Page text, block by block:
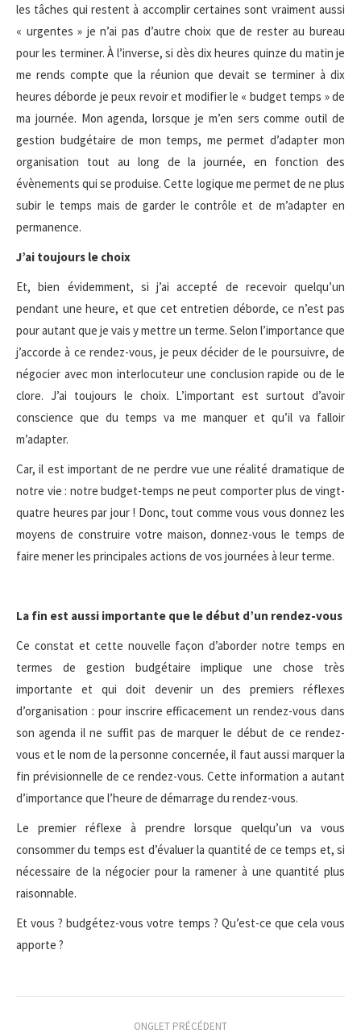
les tâches qui restent à accomplir certaines sont vraiment aussi
« urgentes » je n’ai pas d’autre choix que de rester au bureau
pour les terminer. À l’inverse, si dès dix heures quinze du matin je
me rends compte que la réunion que devait se terminer à dix
heures déborde je peux revoir et modifier le « budget temps » de
ma journée. Mon agenda, lorsque je m’en sers comme outil de
gestion budgétaire de mon temps, me permet d’adapter mon
organisation tout au long de la journée, en fonction des
évènements qui se produise. Cette logique me permet de ne plus
subir le temps mais de garder le contrôle et de m’adapter en
permanence.
J’ai toujours le choix
Et, bien évidemment, si j’ai accepté de recevoir quelqu’un
pendant une heure, et que cet entretien déborde, ce n’est pas
pour autant que je vais y mettre un terme. Selon l’importance que
j’accorde à ce rendez-vous, je peux décider de le poursuivre, de
négocier avec mon interlocuteur une conclusion rapide ou de le
clore. J’ai toujours le choix. L’important est surtout d’avoir
conscience que du temps va me manquer et qu’il va falloir
m’adapter.
Car, il est important de ne perdre vue une réalité dramatique de
notre vie : notre budget-temps ne peut comporter plus de vingt-
quatre heures par jour ! Donc, tout comme vous vous donnez les
moyens de construire votre maison, donnez-vous le temps de
faire mener les principales actions de vos journées à leur terme.
La fin est aussi importante que le début d’un rendez-vous
Ce constat et cette nouvelle façon d’aborder notre temps en
termes de gestion budgétaire implique une chose très
importante et qui doit devenir un des premiers réflexes
d’organisation : pour inscrire efficacement un rendez-vous dans
son agenda il ne suffit pas de marquer le début de ce rendez-
vous et le nom de la personne concernée, il faut aussi marquer la
fin prévisionnelle de ce rendez-vous. Cette information a autant
d’importance que l’heure de démarrage du rendez-vous.
Le premier réflexe à prendre lorsque quelqu’un va vous
consommer du temps est d’évaluer la quantité de ce temps et, si
nécessaire de la négocier pour la ramener à une quantité plus
raisonnable.
Et vous ? budgétez-vous votre temps ? Qu’est-ce que cela vous
apporte ?
ONGLET PRÉCÉDENT